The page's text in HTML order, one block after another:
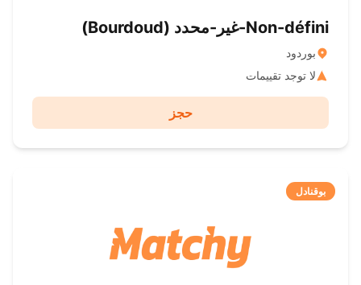
Non-défini-غير-محدد ( Bourdoud)
بوردود
لا توجد تقييمات
حجز
بوقنادل